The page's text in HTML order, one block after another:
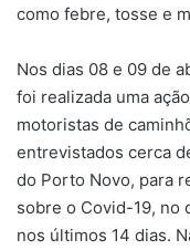
como febre, tosse e
Nos dias 08 e 09 de
foi realizada uma
motoristas de
entrevistados cerca
do Porto Novo, para
sobre o Covid-19, no
nos últimos 14 dias.